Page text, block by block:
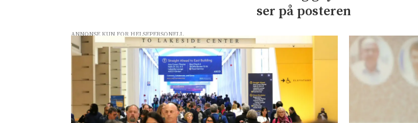
ser på posteren
ANNONSE KUN FOR HELSEPERSONELL